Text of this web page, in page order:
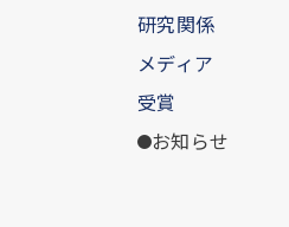
研究関係
メディア
受賞
お知らせ